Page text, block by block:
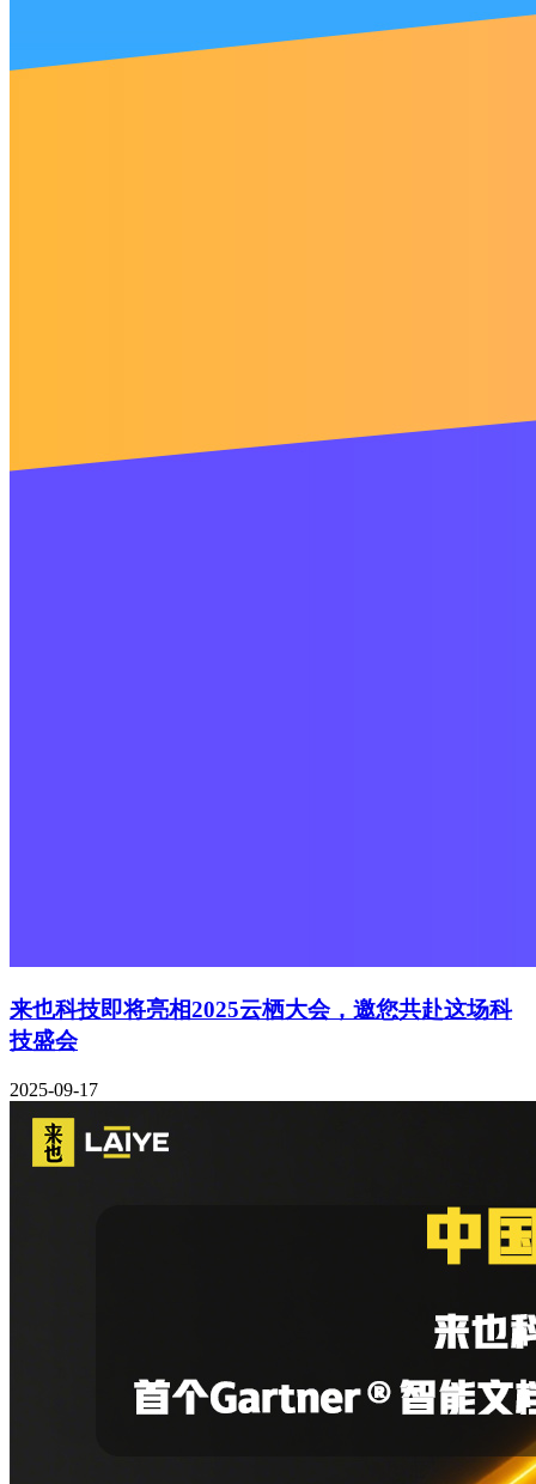
来也科技即将亮相2025云栖大会，邀您共赴这场科
技盛会
2025-09-17